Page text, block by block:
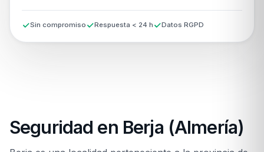
Sin compromiso Respuesta < 24 h Datos RGPD
Seguridad en Berja (Almería)